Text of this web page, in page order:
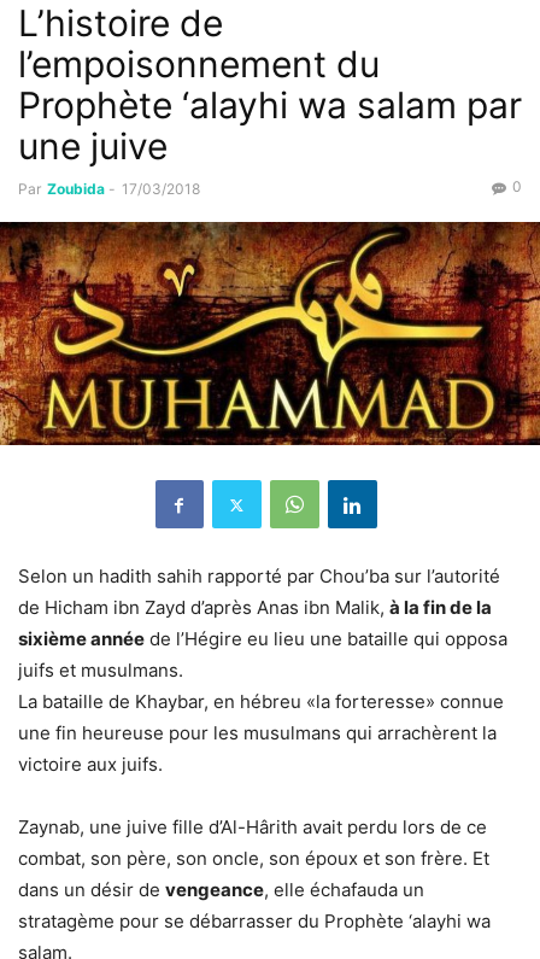
L’histoire de
l’empoisonnement du
Prophète ‘alayhi wa salam par
une juive
Par Zoubida - 17/03/2018 0
Selon un hadith sahih rapporté par Chou’ba sur l’autorité
de Hicham ibn Zayd d’après Anas ibn Malik, à la fin de la
sixième année de l’Hégire eu lieu une bataille qui opposa
juifs et musulmans.
La bataille de Khaybar, en hébreu «la forteresse» connue
une fin heureuse pour les musulmans qui arrachèrent la
victoire aux juifs.
Zaynab, une juive fille d’Al-Hârith avait perdu lors de ce
combat, son père, son oncle, son époux et son frère. Et
dans un désir de vengeance, elle échafauda un
stratagème pour se débarrasser du Prophète ‘alayhi wa
salam.